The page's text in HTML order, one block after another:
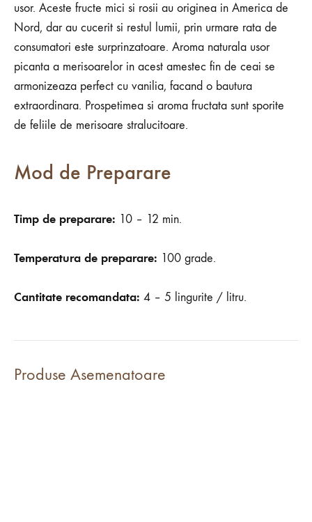
usor. Aceste fructe mici si rosii au originea in America de
Nord, dar au cucerit si restul lumii, prin urmare rata de
consumatori este surprinzatoare. Aroma naturala usor
picanta a merisoarelor in acest amestec fin de ceai se
armonizeaza perfect cu vanilia, facand o bautura
extraordinara. Prospetimea si aroma fructata sunt sporite
de feliile de merisoare stralucitoare.
Mod de Preparare
Timp de preparare: 10 – 12 min.
Temperatura de preparare: 100 grade.
Cantitate recomandata: 4 – 5 lingurite / litru.
Produse Asemenatoare